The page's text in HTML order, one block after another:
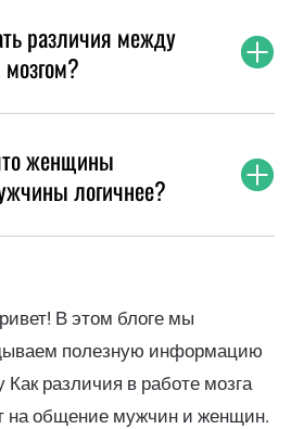
различия между
женщины
логичнее?
В этом блоге мы
полезную информацию
Как различия в работе мозга
на общение мужчин и женщин.